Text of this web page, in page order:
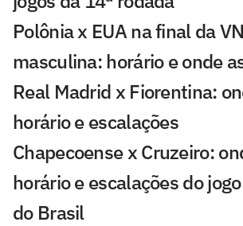
Polônia x EUA na final da
masculina: horário e onde
Real Madrid x Fiorentina:
horário e escalações
Chapecoense x Cruzeiro:
horário e escalações do
do Brasil